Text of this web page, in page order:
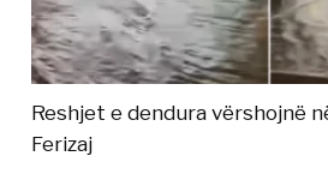
Reshjet e dendura vërshojnë
Ferizaj